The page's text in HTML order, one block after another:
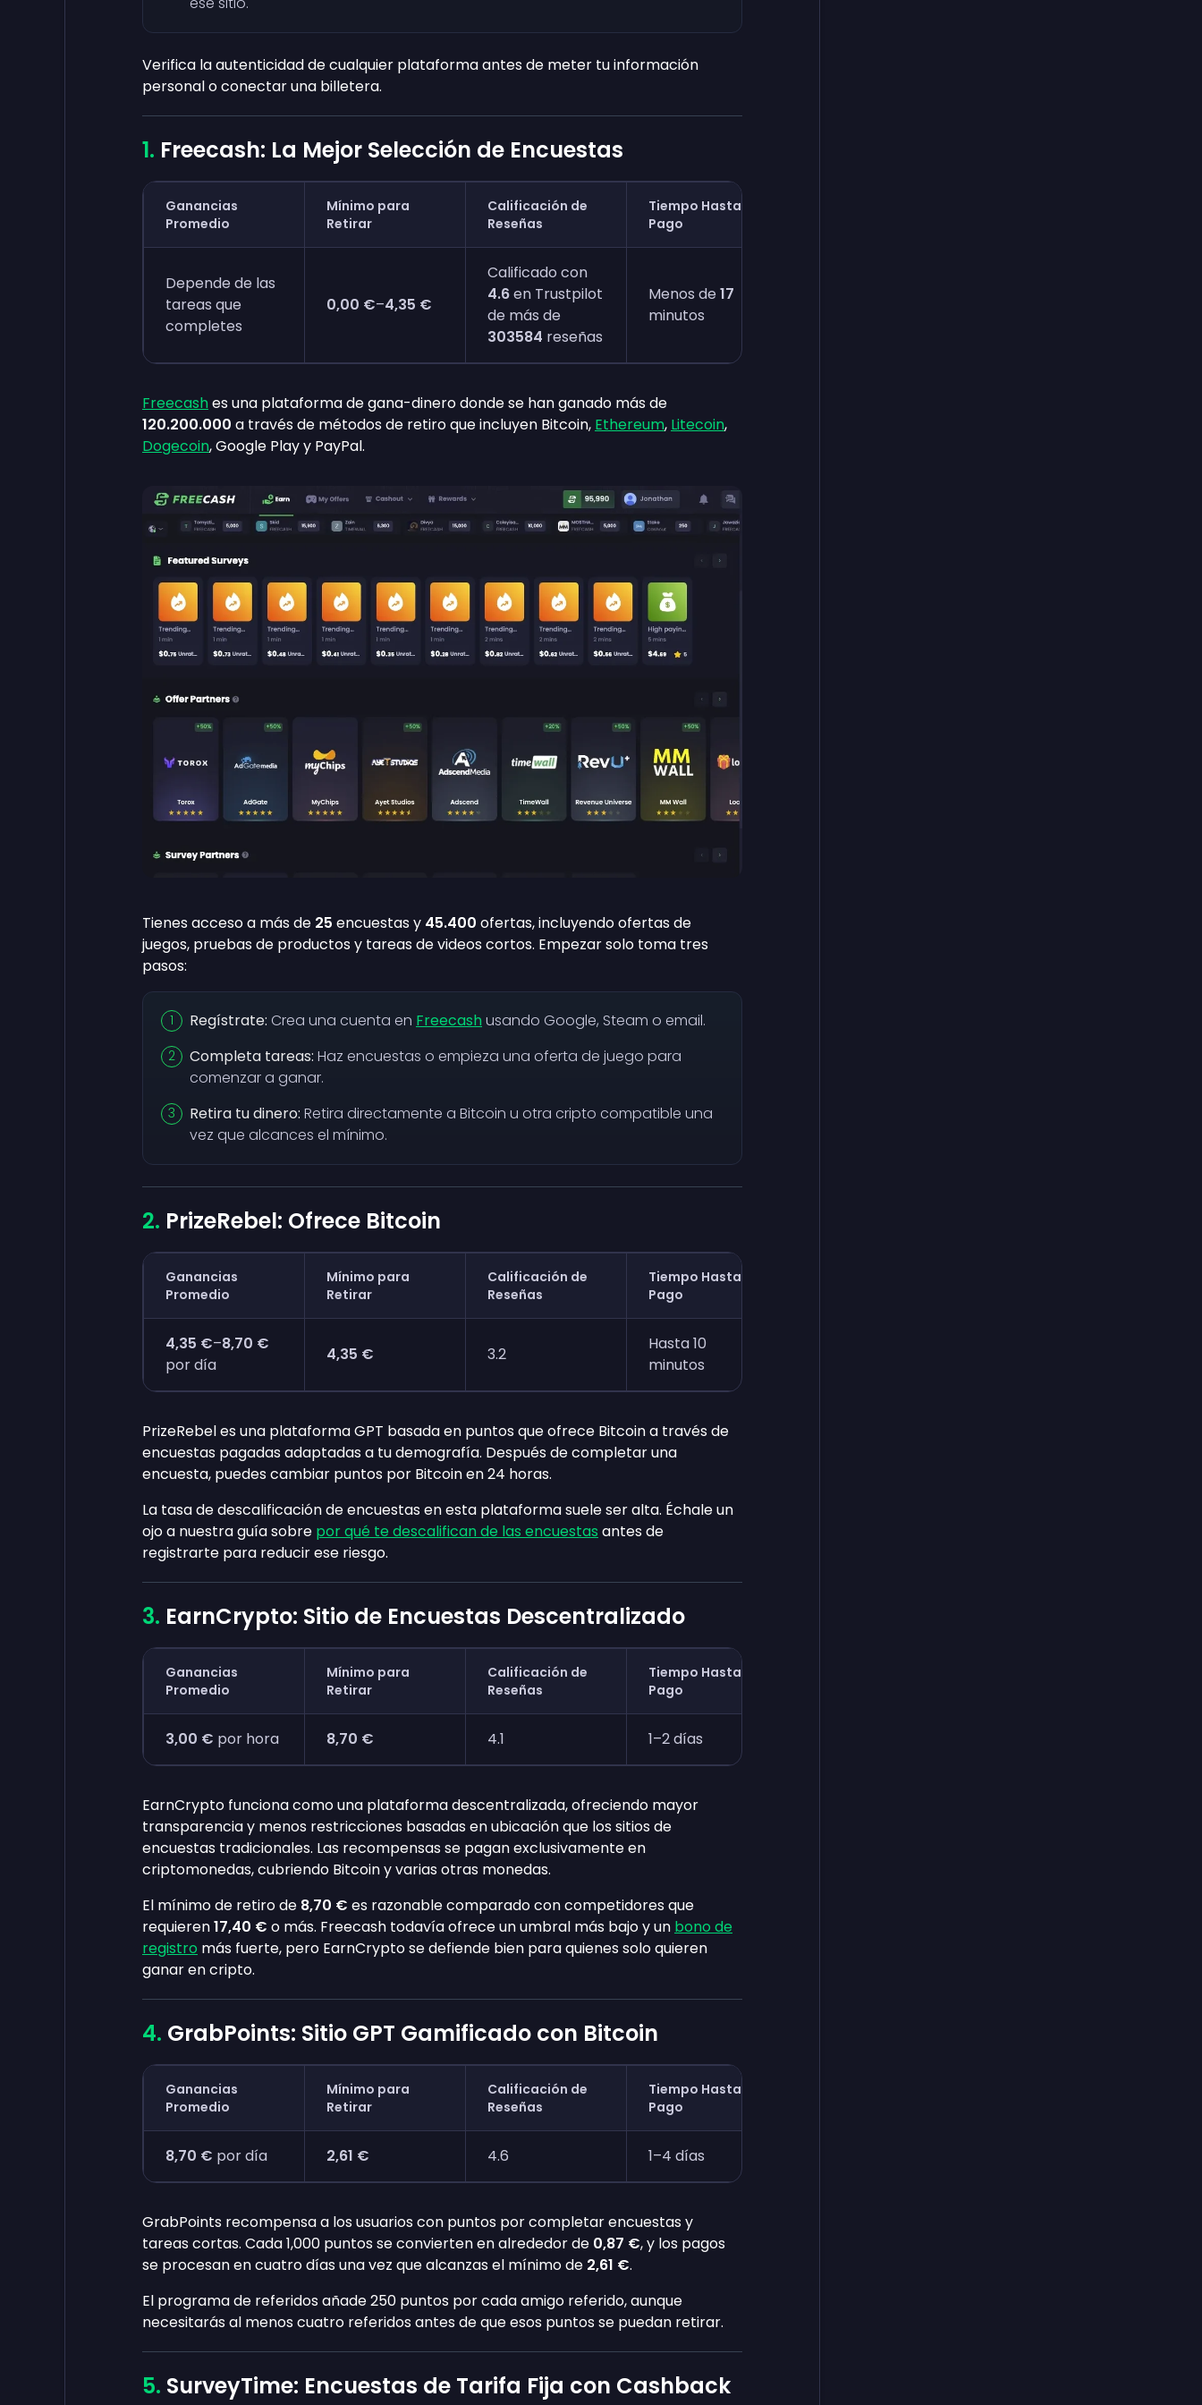
Verifica la autenticidad de cualquier plataforma antes de meter tu información
personal o conectar una billetera.
Freecash: La Mejor Selección de Encuestas
Ganancias
Promedio
Mínimo para
Retirar
Calificación de
Reseñas
Tiempo Hasta el
Pago
Depende de las
tareas que
completes
0,00 €–4,35 €
Calificado con
4.6en Trustpilot
de más de
303584 reseñas
Menos de 17
minutos
Freecashes una plataforma de gana-dinero donde se han ganado más de
120.200.000 a través de métodos de retiro que incluyen Bitcoin, Ethereum, Litecoin,
Dogecoin, Google Play y PayPal.
Tienes acceso a más de 25 encuestas y 45.400 ofertas, incluyendo ofertas de
juegos, pruebas de productos y tareas de videos cortos. Empezar solo toma tres
pasos:
Regístrate: Crea una cuenta en Freecashusando Google, Steam o email.
Completa tareas: Haz encuestas o empieza una oferta de juego para
comenzar a ganar.
Retira tu dinero: Retira directamente a Bitcoin u otra cripto compatible una
vez que alcances el mínimo.
PrizeRebel: Ofrece Bitcoin
Ganancias
Promedio
Mínimo para
Retirar
Calificación de
Reseñas
Tiempo Hasta el
Pago
4,35 €–8,70 €
por día
4,35 € 3.2
Hasta 10
minutos
PrizeRebel es una plataforma GPT basada en puntos que ofrece Bitcoin a través de
encuestas pagadas adaptadas a tu demografía. Después de completar una
encuesta, puedes cambiar puntos por Bitcoin en 24 horas.
La tasa de descalificación de encuestas en esta plataforma suele ser alta. Échale un
ojo a nuestra guía sobre por qué te descalifican de las encuestas antes de
registrarte para reducir ese riesgo.
EarnCrypto: Sitio de Encuestas Descentralizado
Ganancias
Promedio
Mínimo para
Retirar
Calificación de
Reseñas
Tiempo Hasta el
Pago
3,00 € por hora 8,70 € 4.1 1–2 días
EarnCrypto funciona como una plataforma descentralizada, ofreciendo mayor
transparencia y menos restricciones basadas en ubicación que los sitios de
encuestas tradicionales. Las recompensas se pagan exclusivamente en
criptomonedas, cubriendo Bitcoin y varias otras monedas.
El mínimo de retiro de 8,70 € es razonable comparado con competidores que
requieren17,40 € o más. Freecash todavía ofrece un umbral más bajo y un bono de
registro más fuerte, pero EarnCrypto se defiende bien para quienes solo quieren
ganar en cripto.
GrabPoints: Sitio GPT Gamificado con Bitcoin
Ganancias
Promedio
Mínimo para
Retirar
Calificación de
Reseñas
Tiempo Hasta el
Pago
8,70 € por día 2,61 € 4.6 1–4 días
GrabPoints recompensa a los usuarios con puntos por completar encuestas y
tareas cortas. Cada 1,000 puntos se convierten en alrededor de 0,87 €, y los pagos
se procesan en cuatro días una vez que alcanzas el mínimo de 2,61 €.
El programa de referidos añade 250 puntos por cada amigo referido, aunque
necesitarás al menos cuatro referidos antes de que esos puntos se puedan retirar.
SurveyTime: Encuestas de Tarifa Fija con Cashback